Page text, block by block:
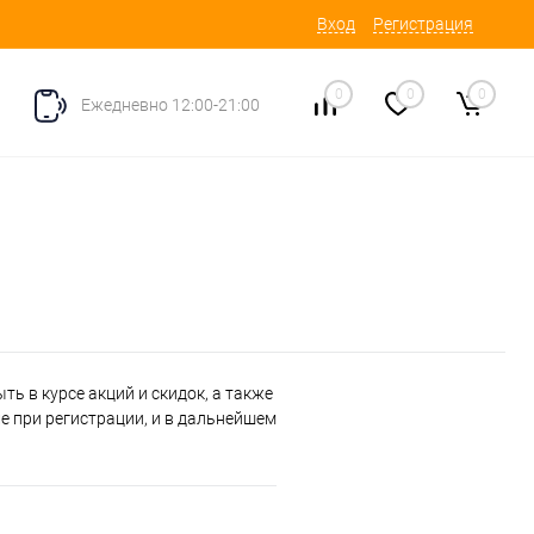
Вход Регистрация
Ежедневно 12:00-21:00
0 0 0
в курсе акций и скидок, а также
при регистрации, и в дальнейшем